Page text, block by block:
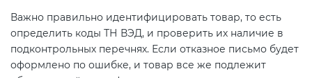
Важно правильно идентифицировать товар, то есть
определить коды ТН ВЭД, и проверить их наличие в
подконтрольных перечнях. Если отказное письмо будет
оформлено по ошибке, и товар все же подлежит